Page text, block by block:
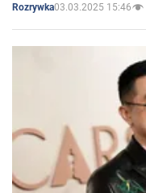
Rozrywka03.03.2025 15:46